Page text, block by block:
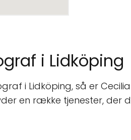
i Lidköping
i Lidköping, så er
en række tjenester,